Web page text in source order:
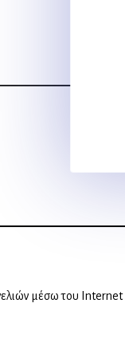
μέσω του Internet